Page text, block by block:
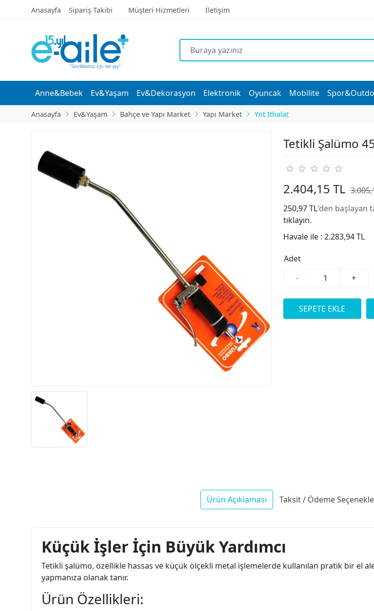
Anasayfa Sipariş Takibi Müşteri Hizmetleri İletişim
Anne&Bebek Ev&Yaşam Ev&Dekorasyon Elektronik Oyuncak Mobilite
Anasayfa Ev&Yaşam Bahçe ve Yapı Market Yapı Market Ynt İthalat
Tetikli Şalümo
2.404,15 TL
250,97 TL'den başlayan
tıklayın.
Havale ile : 2.283,94 TL
Adet
-
+
Ürün Açıklaması Taksit / Ödeme
Küçük İşler İçin Büyük Yardımcı
Tetikli şalümo, özellikle hassas ve küçük ölçekli metal işlemelerde kullanılan pratik bir el
yapmanıza olanak tanır.
Ürün Özellikleri: